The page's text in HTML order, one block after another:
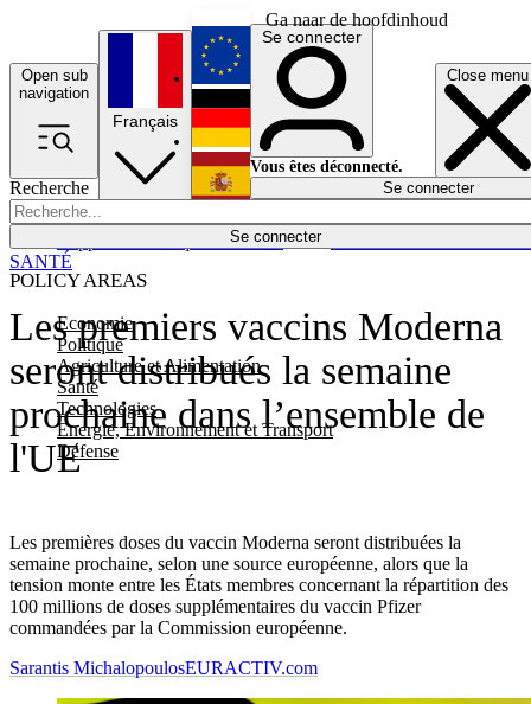
Ga naar de hoofdinhoud
Open sub
navigation
Close menu
Recherche
Se connecter
POLICY AREAS
Economie
Politique
Agriculture et Alimentation
Santé
Technologies
Energie, Environnement et Transport
Défense
Économie
Français
English
Deutsch
Español
Se connecter
Vous êtes déconnecté.
Se connecter
Les premiers vaccins Moderna
seront distribués la semaine
prochaine dans l’ensemble de
l'UE
Les premières doses du vaccin Moderna seront distribuées la
semaine prochaine, selon une source européenne, alors que la
tension monte entre les États membres concernant la répartition des
100 millions de doses supplémentaires du vaccin Pfizer
commandées par la Commission européenne.
SANTÉ
Sarantis MichalopoulosEURACTIV.com